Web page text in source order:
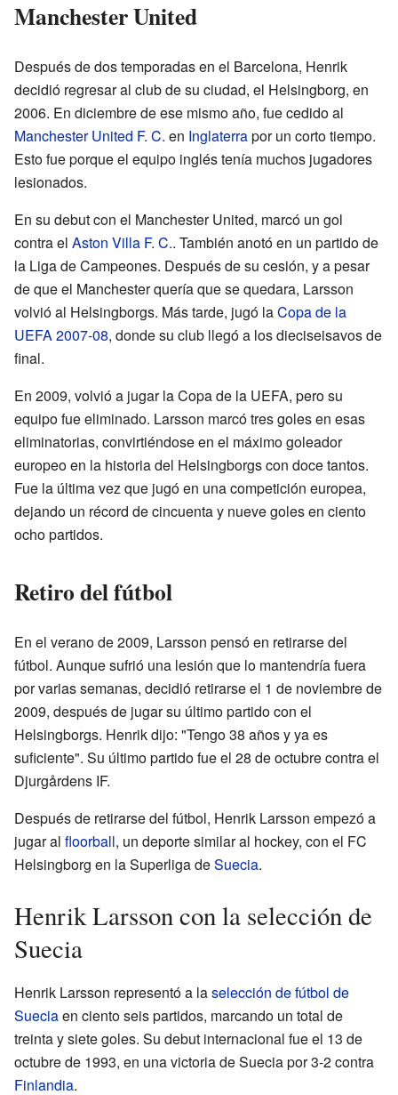
Manchester United
Después de dos temporadas en el Barcelona, Henrik
decidió regresar al club de su ciudad, el Helsingborg, en
2006. En diciembre de ese mismo año, fue cedido al
Manchester United F. C. en Inglaterrapor un corto tiempo.
Esto fue porque el equipo inglés tenía muchos jugadores
lesionados.
En su debut con el Manchester United, marcó un gol
contra el Aston Villa F. C.. También anotó en un partido de
la Liga de Campeones. Después de su cesión, y a pesar
de que el Manchester quería que se quedara, Larsson
volvió al Helsingborgs. Más tarde, jugó laCopa de la
UEFA 2007-08, donde su club llegó a los dieciseisavos de
final.
En 2009, volvió a jugar la Copa de la UEFA, pero su
equipo fue eliminado. Larsson marcó tres goles en esas
eliminatorias, convirtiéndose en el máximo goleador
europeo en la historia del Helsingborgs con doce tantos.
Fue la última vez que jugó en una competición europea,
dejando un récord de cincuenta y nueve goles en ciento
ocho partidos.
Retiro del fútbol
En el verano de 2009, Larsson pensó en retirarse del
fútbol. Aunque sufrió una lesión que lo mantendría fuera
por varias semanas, decidió retirarse el 1 de noviembre de
2009, después de jugar su último partido con el
Helsingborgs. Henrik dijo: "Tengo 38 años y ya es
suficiente". Su último partido fue el 28 de octubre contra el
Djurgårdens IF.
Después de retirarse del fútbol, Henrik Larsson empezó a
jugar al floorball, un deporte similar al hockey, con el FC
Helsingborg en la Superliga deSuecia.
Henrik Larsson con la selección de
Suecia
Henrik Larsson representó a laselección de fútbol de
Sueciaen ciento seis partidos, marcando un total de
treinta y siete goles. Su debut internacional fue el 13 de
octubre de 1993, en una victoria de Suecia por 3-2 contra
Finlandia.